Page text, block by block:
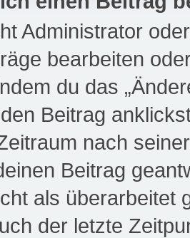
Administrator
bearbeiten
du das
Beitrag
nach
Beitrag
als überarbeitet
der letzte